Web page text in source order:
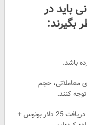
باید در
بگیرند:
باشد.
معاملاتی، حجم
کنند.
و نحوه دریافت 25 دلار بونوس +